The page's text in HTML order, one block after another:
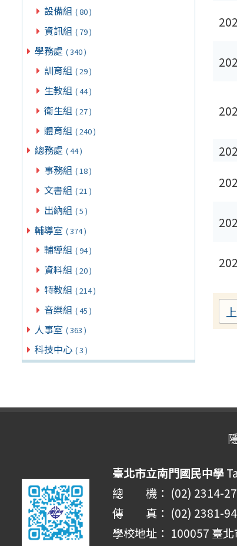
設備組 ( 80 )
資訊組 ( 79 )
學務處 ( 340 )
訓育組 ( 29 )
生教組 ( 44 )
衛生組 ( 27 )
體育組 ( 240 )
總務處 ( 44 )
事務組 ( 18 )
文書組 ( 21 )
出納組 ( 5 )
輔導室 ( 374 )
輔導組 ( 94 )
資料組 ( 20 )
特教組 ( 214 )
音樂組 ( 45 )
人事室 ( 363 )
科技中心 ( 3 )
臺北市立南門國民中學
總 機： (02) 2314-
傳 真： (02) 2381-
學校地址： 100057 臺